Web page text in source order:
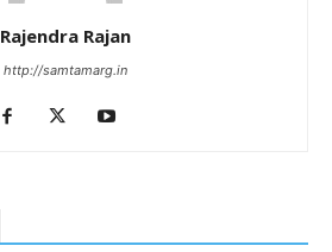
Rajendra Rajan
http://samtamarg.in